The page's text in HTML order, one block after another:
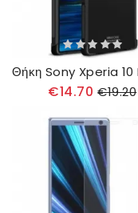
€14.70 €19.20